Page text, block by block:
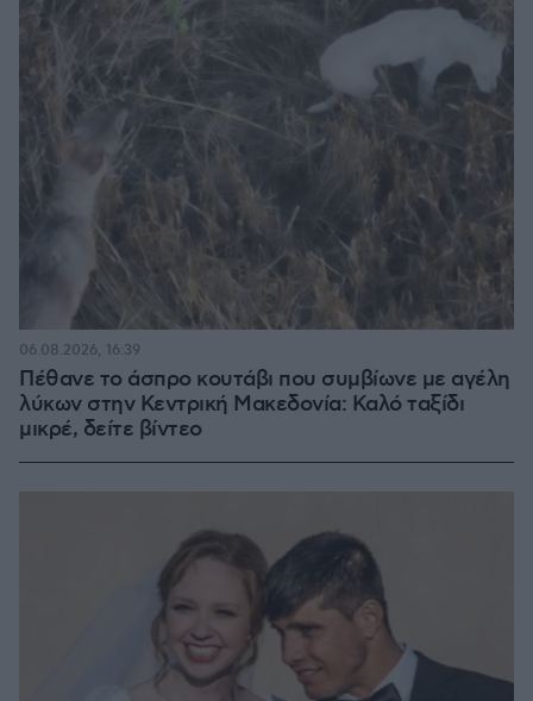
Πέθανε το άσπρο κουτάβι που συμβίωνε με αγέλη
λύκων στην Κεντρική Μακεδονία: Καλό ταξίδι
μικρέ, δείτε βίντεο
06.08.2026, 16:39